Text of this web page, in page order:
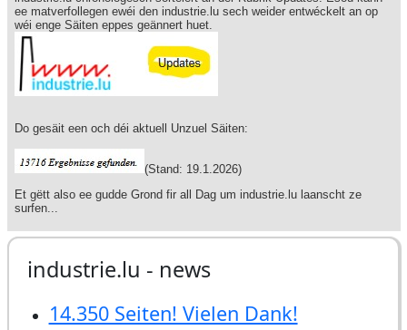
industrie.lu - news
14.350 Seiten! Vielen Dank!